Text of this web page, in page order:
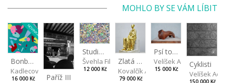
MOHLO BY SE VÁM LÍBIT
NOVINKA
Bonbon III
Kadlecová Jaroslava
16 000 Kč Paříž III
Studie světla III
Švehla Filip
12 000 Kč
Zlatá máma
Kovalčík Adam
79 000 Kč
Psí torzo
Velíšek Adam
15 000 Kč
Cyklisti
Velíšek
150 000 Kč